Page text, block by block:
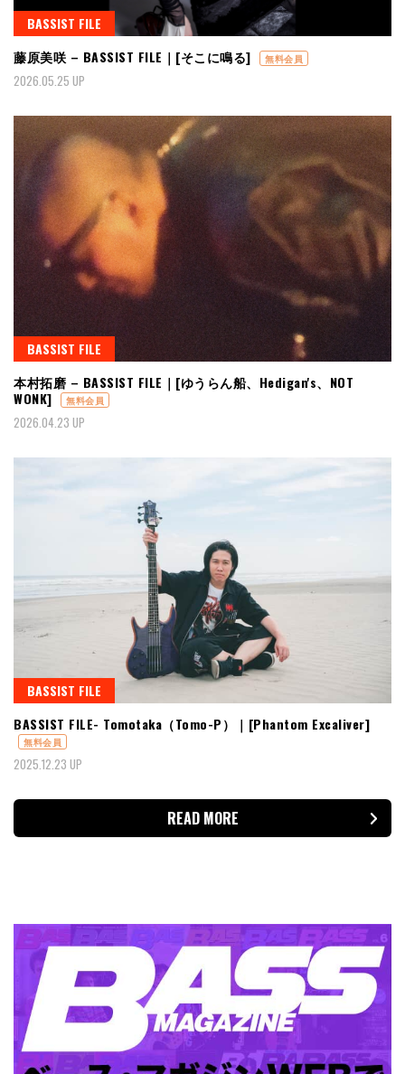
BASSIST FILE
藤原美咲 – BASSIST FILE｜[そこに鳴る]
無料会員
2026.05.25 UP
BASSIST FILE
本村拓磨 – BASSIST FILE｜[ゆうらん船、Hedigan's、NOT
WONK]
無料会員
2026.04.23 UP
BASSIST FILE
BASSIST FILE- Tomotaka（Tomo-P）｜[Phantom Excaliver]
無料会員
2025.12.23 UP
READ MORE